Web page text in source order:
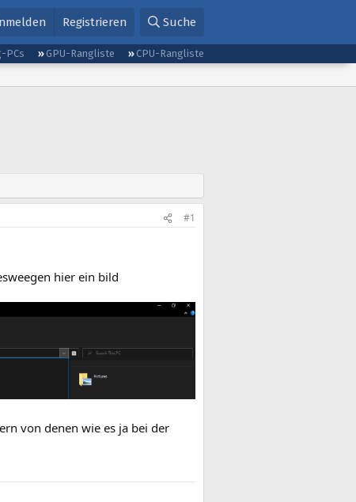
Registrieren Suche
PCs GPU-Rangliste
CPU-Rangliste
#1
hier ein bild
von denen wie es ja bei der